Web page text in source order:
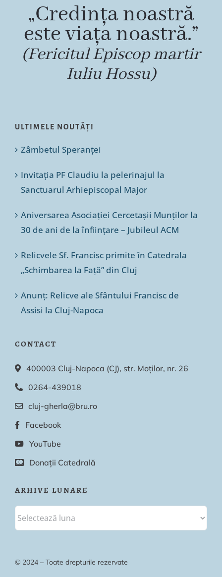
„Credința noastră
este viața noastră.”
(Fericitul Episcop martir
Iuliu Hossu)
ULTIMELE NOUTĂȚI
Zâmbetul Speranței
Invitația PF Claudiu la pelerinajul la
Sanctuarul Arhiepiscopal Major
Aniversarea Asociației Cercetașii Munților la
30 de ani de la înființare – Jubileul ACM
Relicvele Sf. Francisc primite în Catedrala
„Schimbarea la Față” din Cluj
Anunț: Relicve ale Sfântului Francisc de
Assisi la Cluj-Napoca
CONTACT
400003 Cluj-Napoca (CJ), str. Moților, nr. 26
0264-439018
cluj-gherla@bru.ro
Facebook
YouTube
Donații Catedrală
ARHIVE LUNARE
© 2024 – Toate drepturile rezervate